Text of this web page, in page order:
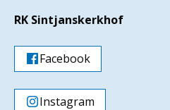
RK Sintjanskerkhof
Facebook
Instagram